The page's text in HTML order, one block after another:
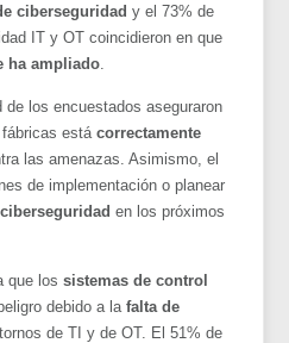
ciberseguridad y el 73% de
IT y OT coincidieron en que
ha ampliado
los encuestados aseguraron
fábricas estácorrectamente
las amenazas. Asimismo, el
de implementación o planear
ciberseguridad en los próximos
que lossistemas de control
debido a lafalta de
de TI y de OT. El 51% de